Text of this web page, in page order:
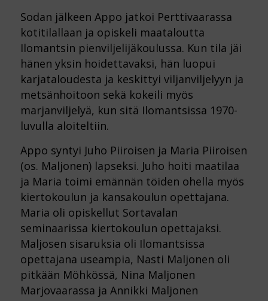
Sodan jälkeen Appo jatkoi Perttivaarassa
kotitilallaan ja opiskeli maataloutta
Ilomantsin pienviljelijäkoulussa. Kun tila jäi
hänen yksin hoidettavaksi, hän luopui
karjataloudesta ja keskittyi viljanviljelyyn ja
metsänhoitoon sekä kokeili myös
marjanviljelyä, kun sitä Ilomantsissa 1970-
luvulla aloiteltiin.
Appo syntyi Juho Piiroisen ja Maria Piiroisen
(os. Maljonen) lapseksi. Juho hoiti maatilaa
ja Maria toimi emännän töiden ohella myös
kiertokoulun ja kansakoulun opettajana.
Maria oli opiskellut Sortavalan
seminaarissa kiertokoulun opettajaksi.
Maljosen sisaruksia oli Ilomantsissa
opettajana useampia, Nasti Maljonen oli
pitkään Möhkössä, Nina Maljonen
Marjovaarassa ja Annikki Maljonen